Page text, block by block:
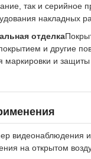
так и серийное
накладных
отделка
и другие
маркировки и
видеонаблюдения
на открытом